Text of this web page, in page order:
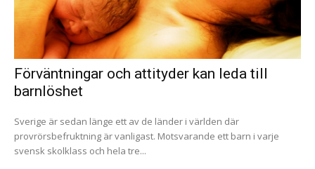
Förväntningar och attityder kan leda till
barnlöshet
Sverige är sedan länge ett av de länder i världen där
provrörsbefruktning är vanligast. Motsvarande ett barn i varje
svensk skolklass och hela tre...